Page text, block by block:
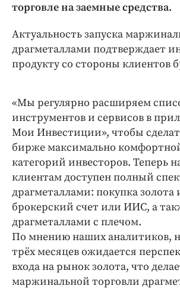
торговле на заемные средства.
Актуальность запуска
драгметаллами подтверждает
продукту со стороны клиентов
«Мы регулярно расширяем
инструментов и сервисов в
Мои Инвестиции», чтобы
бирже максимально
категорий инвесторов. Теперь
клиентам доступен полный
драгметаллами: покупка золота
брокерский счет или ИИС, а
драгметаллами с плечом.
По мнению наших аналитиков,
трёх месяцев ожидается
входа на рынок золота, что
маржинальной торговли